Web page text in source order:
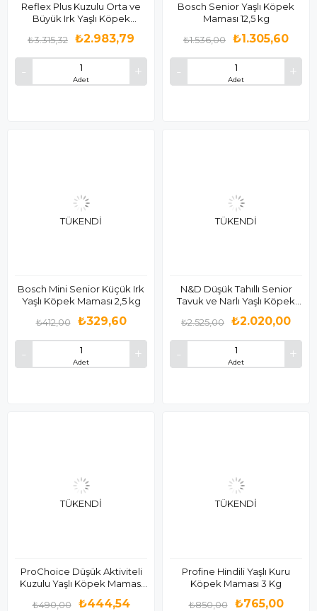
Reflex Plus Kuzulu Orta ve
Büyük Irk Yaşlı Köpek
Adet
₺2.983,79
₺3.315,32
Bosch Senior Yaşlı Köpek
Maması 12,5 kg
Adet
₺1.305,60
₺1.536,00
TÜKENDI
Bosch Mini Senior Küçük Irk
Yaşlı Köpek Maması 2,5 kg
Adet
₺329,60
₺412,00
TÜKENDI
N&D Düşük Tahıllı Senior
Tavuk ve Narlı Yaşlı Köpek
Adet
₺2.020,00
₺2.525,00
TÜKENDI
ProChoice Düşük Aktiviteli
Kuzulu Yaşlı Köpek Maması
₺444,54
₺490,00
TÜKENDI
Profine Hindili Yaşlı Kuru
Köpek Maması 3 Kg
₺765,00
₺850,00